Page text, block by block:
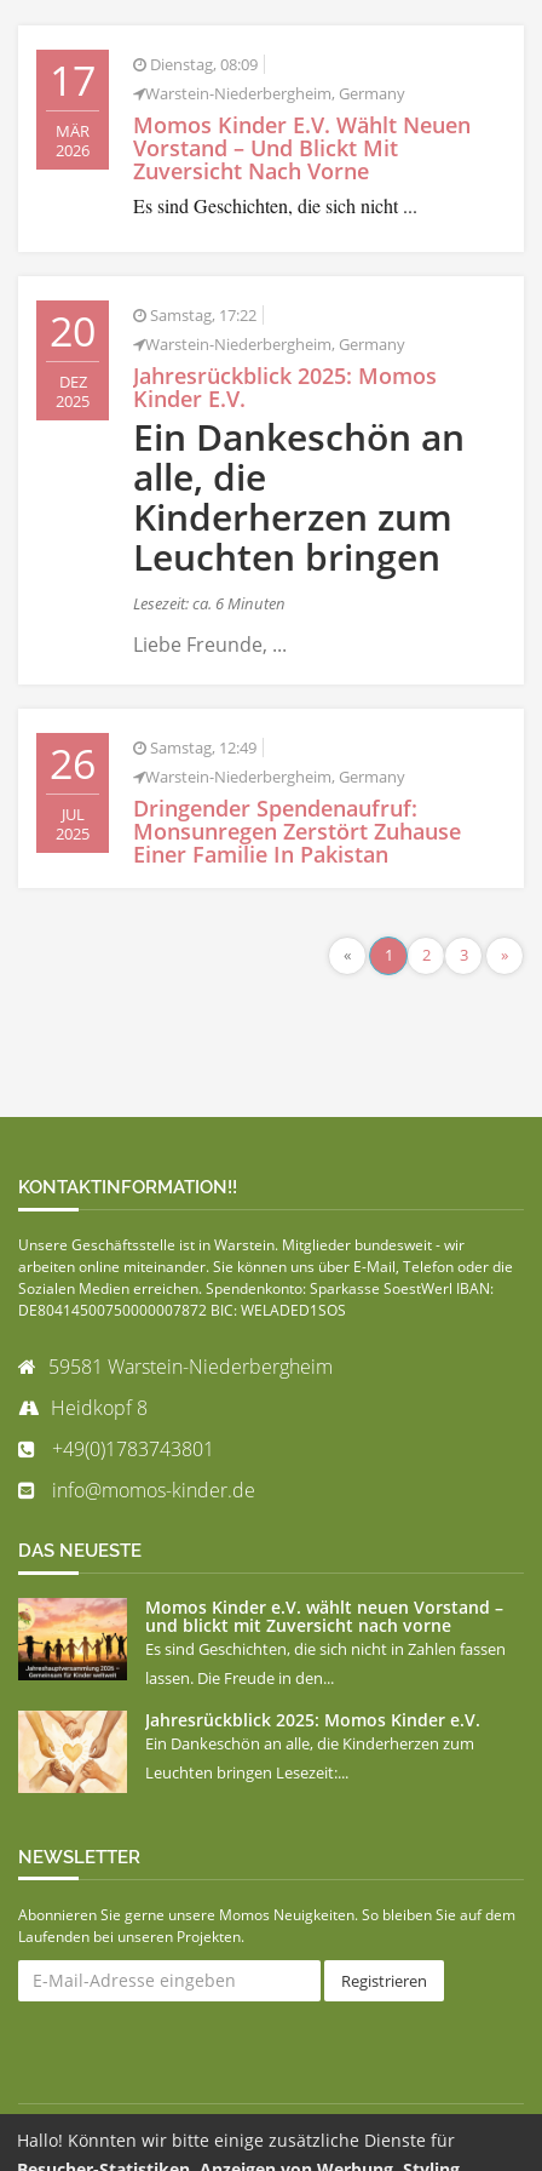
17
MÄR
2026
Dienstag, 08:09
Warstein-Niederbergheim, Germany
Momos Kinder E.V. Wählt Neuen
Vorstand – Und Blickt Mit
Zuversicht Nach Vorne
Es sind Geschichten, die sich nicht ...
20
DEZ
2025
Samstag, 17:22
Warstein-Niederbergheim, Germany
Jahresrückblick 2025: Momos
Kinder E.V.
Ein Dankeschön an
alle, die
Kinderherzen zum
Leuchten bringen
Lesezeit: ca. 6 Minuten
Liebe Freunde, ...
26
JUL
2025
Samstag, 12:49
Warstein-Niederbergheim, Germany
Dringender Spendenaufruf:
Monsunregen Zerstört Zuhause
Einer Familie In Pakistan
« 1 2 3 »
KONTAKTINFORMATION!!
Unsere Geschäftsstelle ist in Warstein. Mitglieder bundesweit - wir
arbeiten online miteinander. Sie können uns über E-Mail, Telefon oder die
Sozialen Medien erreichen. Spendenkonto: Sparkasse SoestWerl IBAN:
DE80414500750000007872 BIC: WELADED1SOS
59581 Warstein-Niederbergheim
Heidkopf 8
+49(0)1783743801
info@momos-kinder.de
DAS NEUESTE
Momos Kinder e.V. wählt neuen Vorstand –
und blickt mit Zuversicht nach vorne
Es sind Geschichten, die sich nicht in Zahlen fassen
lassen. Die Freude in den...
Jahresrückblick 2025: Momos Kinder e.V.
Ein Dankeschön an alle, die Kinderherzen zum
Leuchten bringen Lesezeit:...
NEWSLETTER
Abonnieren Sie gerne unsere Momos Neuigkeiten. So bleiben Sie auf dem
Laufenden bei unseren Projekten.
© 2026 Momos Kinder e.V. –Impressum–Datenschutz–
Hallo! Könnten wir bitte einige zusätzliche Dienste für